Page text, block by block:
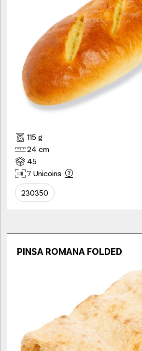
115 g
24 cm
45
7 Unicoins
230350
PINSA ROMANA FOLDED